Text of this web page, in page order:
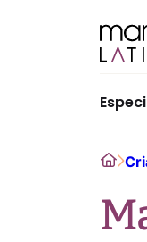
Home